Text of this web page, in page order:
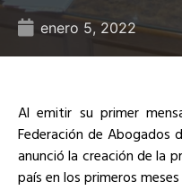
enero 5, 2022
Al emitir su primer
Federación de Abogados
anunció la creación de la
país en los primeros